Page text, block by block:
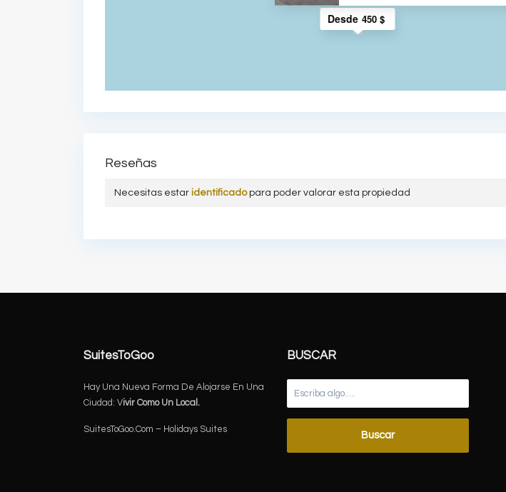
Desde 450 $
Reseñas
Necesitas estar identificadopara poder valorar esta propiedad
SuitesToGoo
Hay Una Nueva Forma De Alojarse En Una
Ciudad: Vivir Como Un Local.
SuitesToGoo.Com – Holidays Suites
BUSCAR
Buscar